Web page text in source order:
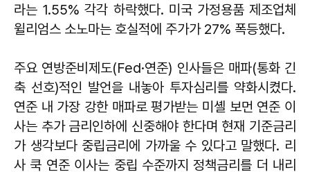
라는 1.55% 각각 하락했다. 미국 가정용품 제조업체
윌리엄스 소노마는 호실적에 주가가 27% 폭등했다.
주요 연방준비제도(Fed·연준) 인사들은 매파(통화 긴
축 선호)적인 발언을 내놓아 투자심리를 약화시켰다.
연준 내 가장 강한 매파로 평가받는 미셸 보먼 연준 이
사는 추가 금리인하에 신중해야 한다며 현재 기준금리
가 생각보다 중립금리에 가까울 수 있다고 말했다. 리
사 쿡 연준 이사는 중립 수준까지 정책금리를 더 내리